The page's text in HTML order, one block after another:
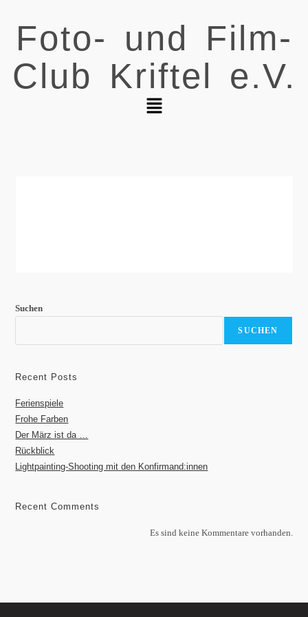
Foto- und Film-
Club Kriftel e.V.
Suchen
SUCHEN
Recent Posts
Ferienspiele
Frohe Farben
Der März ist da …
Rückblick
Lightpainting-Shooting mit den Konfirmand:innen
Recent Comments
Es sind keine Kommentare vorhanden.